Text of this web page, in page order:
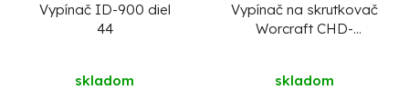
Vypínač ID-900 diel
44
skladom
Vypínač na skrutkovač
Worcraft CHD-
skladom